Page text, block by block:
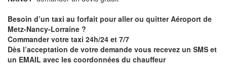
Besoin d’un taxi au forfait pour aller ou quitter Aéroport de
Metz-Nancy-Lorraine ?
Commander votre taxi 24h/24 et 7/7
Dès l’acceptation de votre demande vous recevez un SMS et
un EMAIL avec les coordonnées du chauffeur